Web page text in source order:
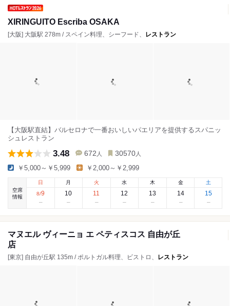
XIRINGUITO Escriba OSAKA
[大阪] 大阪駅 278m / スペイン料理、シーフード、 レストラン
【大阪駅直結】バルセロナで一番おいしいパエリアを提供するスパニッ
シュレストラン
3.48 672 人 30570 人
￥5,000～￥5,999 ￥2,000～￥2,999
空席
情報
日
8/9
月
10
火
11
水
12
木
13
金
14
土
15
マヌエル ヴィーニョ エ ペティスコス 自由が丘
店
[東京] 自由が丘駅 135m / ポルトガル料理、ビストロ、 レストラン